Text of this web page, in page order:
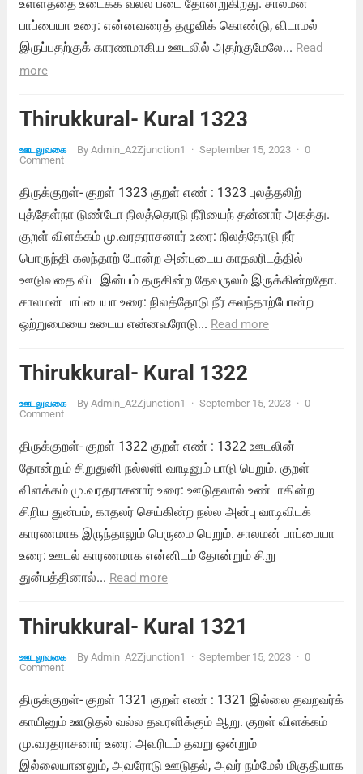
உள்ளத்தை உடைக்க வல்ல படை தோன்றுகிறது. சாலமன்
பாப்பையா உரை: என்னவரைத் தழுவிக் கொண்டு, விடாமல்
இருப்பதற்குக் காரணமாகிய ஊடலில் அதற்குமேலே... Read
more
Thirukkural- Kural 1323
ஊடலுவகை By Admin_A2Zjunction1 · September 15, 2023 · 0
Comment
திருக்குறள்- குறள் 1323 குறள் எண் : 1323 புலத்தலிற்
புத்தேள்நா டுண்டோ நிலத்தொடு நீரியைந் தன்னார் அகத்து.
குறள் விளக்கம் மு.வரதராசனார் உரை: நிலத்தோடு நீர்
பொருந்தி கலந்தாற் போன்ற அன்புடைய காதலரிடத்தில்
ஊடுவதை விட இன்பம் தருகின்ற தேவருலம் இருக்கின்றதோ.
சாலமன் பாப்பையா உரை: நிலத்தோடு நீர் கலந்தாற்போன்ற
ஒற்றுமையை உடைய என்னவரோடு... Read more
Thirukkural- Kural 1322
ஊடலுவகை By Admin_A2Zjunction1 · September 15, 2023 · 0
Comment
திருக்குறள்- குறள் 1322 குறள் எண் : 1322 ஊடலின்
தோன்றும் சிறுதுனி நல்லளி வாடினும் பாடு பெறும். குறள்
விளக்கம் மு.வரதராசனார் உரை: ஊடுதலால் உண்டாகின்ற
சிறிய துன்பம், காதலர் செய்கின்ற நல்ல அன்பு வாடிவிடக்
காரணமாக இருந்தாலும் பெருமை பெறும். சாலமன் பாப்பையா
உரை: ஊடல் காரணமாக என்னிடம் தோன்றும் சிறு
துன்பத்தினால்... Read more
Thirukkural- Kural 1321
ஊடலுவகை By Admin_A2Zjunction1 · September 15, 2023 · 0
Comment
திருக்குறள்- குறள் 1321 குறள் எண் : 1321 இல்லை தவறவர்க்
காயினும் ஊடுதல் வல்ல தவரளிக்கும் ஆறு. குறள் விளக்கம்
மு.வரதராசனார் உரை: அவரிடம் தவறு ஒன்றும்
இல்லையானலும், அவரோடு ஊடுதல், அவர் நம்மேல் மிகுதியாக